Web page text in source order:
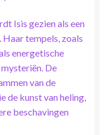
Archeia en hun
Isis gezien als een
. Haar tempels, zoals
energetische
De
van de
de kunst van heling,
beschavingen